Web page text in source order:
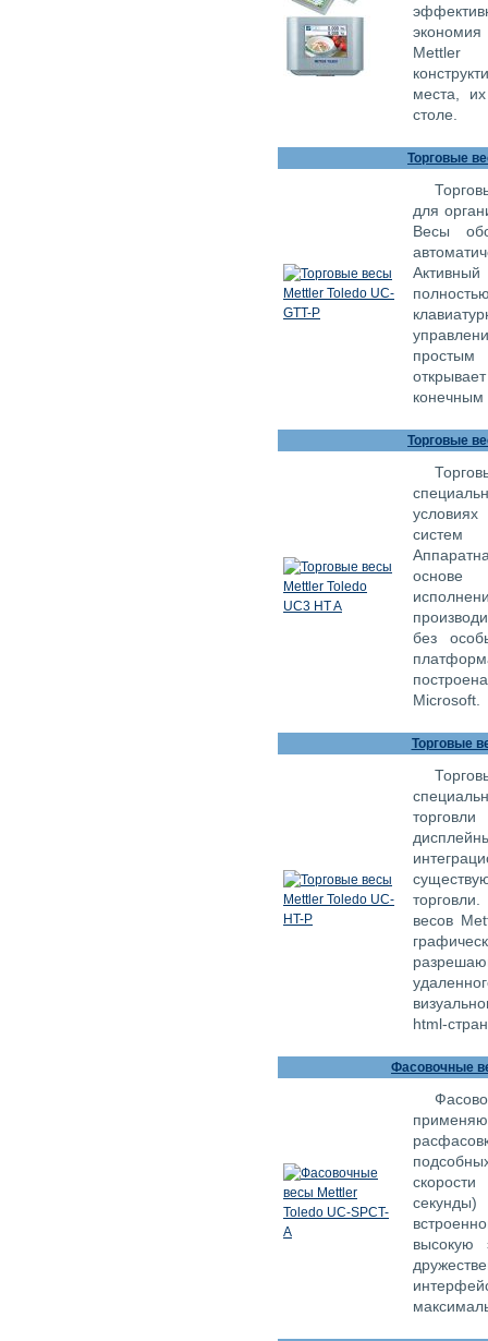
Mettler
места,
столе.
Торговые
для
Весы
простым
конечным
Торговые
систем
основе
без
Microsoft.
Торговые
весов
html-
Фасовочные
высокую